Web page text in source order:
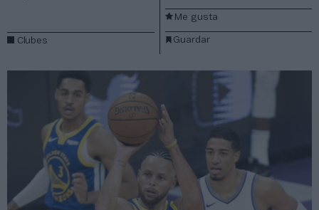
Clubes Guardar
Me gusta